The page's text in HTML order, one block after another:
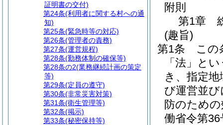
附則
第1章
(趣旨)
第1条
この
「法」と
き、指定
び運営並
防のため
働省令第36
証明書の交付)
第24条(利用者に関する村への通
知)
第25条(緊急時等の対応)
第26条(管理者の責務)
第27条(運営規程)
第28条(勤務体制の確保等)
第28条の2(業務継続計画の策定
等)
第29条(定員の遵守)
第30条(非常災害対策)
第31条(衛生管理等)
第32条(掲示)
第33条(秘密保持等)